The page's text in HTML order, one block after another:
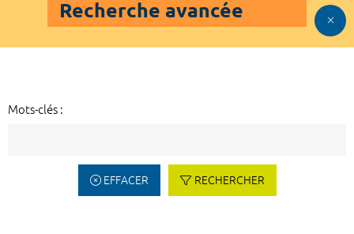
Recherche avancée
Mots-clés :
EFFACER RECHERCHER